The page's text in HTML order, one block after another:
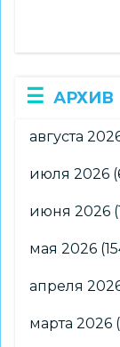
АРХИВ
августа
июля 2026
июня 2026
мая 2026
апреля
марта 2026